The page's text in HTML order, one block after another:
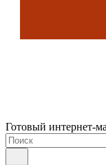
Готовый интернет-